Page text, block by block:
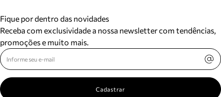
Fique por dentro das novidades
Receba com exclusividade a nossa newsletter com tendências,
promoções e muito mais.
Cadastrar